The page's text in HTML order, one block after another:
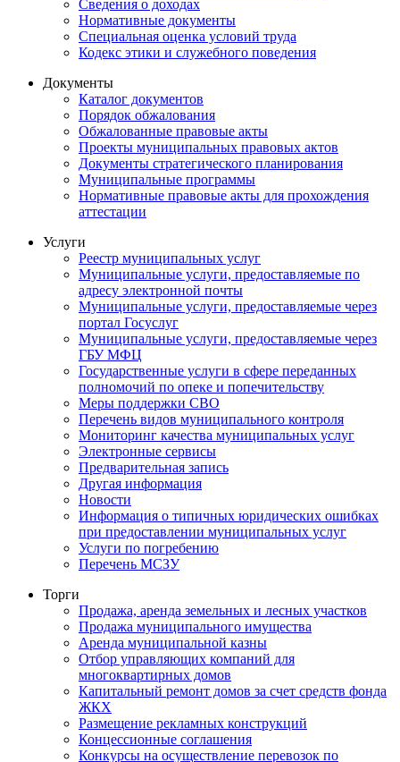
Сведения о доходах
Нормативные документы
Специальная оценка условий труда
Кодекс этики и служебного поведения
Документы
Каталог документов
Порядок обжалования
Обжалованные правовые акты
Проекты муниципальных правовых актов
Документы стратегического планирования
Муниципальные программы
Нормативные правовые акты для прохождения
аттестации
Услуги
Реестр муниципальных услуг
Муниципальные услуги, предоставляемые по
адресу электронной почты
Муниципальные услуги, предоставляемые через
портал Госуслуг
Муниципальные услуги, предоставляемые через
ГБУ МФЦ
Государственные услуги в сфере переданных
полномочий по опеке и попечительству
Меры поддержки СВО
Перечень видов муниципального контроля
Мониторинг качества муниципальных услуг
Электронные сервисы
Предварительная запись
Другая информация
Новости
Информация о типичных юридических ошибках
при предоставлении муниципальных услуг
Услуги по погребению
Перечень МСЗУ
Торги
Продажа, аренда земельных и лесных участков
Продажа муниципального имущества
Аренда муниципальной казны
Отбор управляющих компаний для
многоквартирных домов
Капитальный ремонт домов за счет средств фонда
ЖКХ
Размещение рекламных конструкций
Концессионные соглашения
Конкурсы на осуществление перевозок по